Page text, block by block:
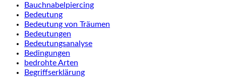
Bauchnabelpiercing
Bedeutung
Bedeutung von Träumen
Bedeutungen
Bedeutungsanalyse
Bedingungen
bedrohte Arten
Begriffserklärung